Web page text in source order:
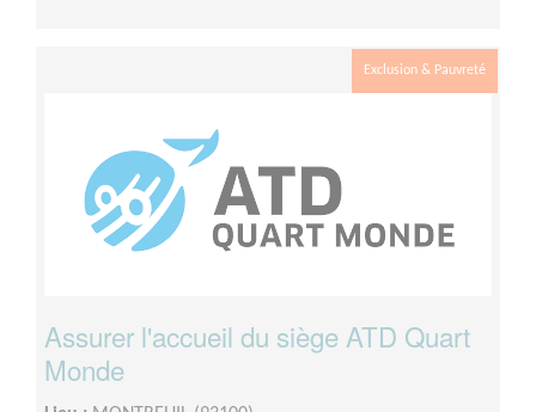
Exclusion & Pauvreté
Assurer l'accueil du siège ATD Quart
Monde